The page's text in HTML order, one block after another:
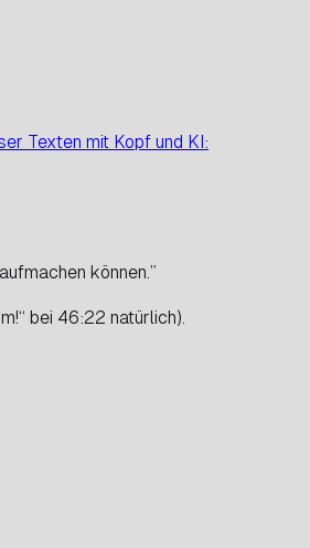
Texten mit Kopf und KI:
können.”
bei 46:22 natürlich).